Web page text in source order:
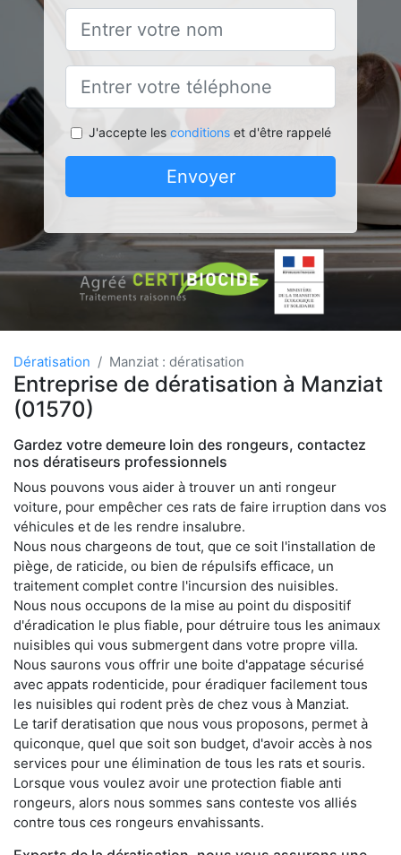
J'accepte les conditionset d'être rappelé
Envoyer
Dératisation Manziat : dératisation
Entreprise de dératisation à Manziat
(01570)
Gardez votre demeure loin des rongeurs, contactez
nos dératiseurs professionnels
Nous pouvons vous aider à trouver un anti rongeur
voiture, pour empêcher ces rats de faire irruption dans vos
véhicules et de les rendre insalubre.
Nous nous chargeons de tout, que ce soit l'installation de
piège, de raticide, ou bien de répulsifs efficace, un
traitement complet contre l'incursion des nuisibles.
Nous nous occupons de la mise au point du dispositif
d'éradication le plus fiable, pour détruire tous les animaux
nuisibles qui vous submergent dans votre propre villa.
Nous saurons vous offrir une boite d'appatage sécurisé
avec appats rodenticide, pour éradiquer facilement tous
les nuisibles qui rodent près de chez vous à Manziat.
Le tarif deratisation que nous vous proposons, permet à
quiconque, quel que soit son budget, d'avoir accès à nos
services pour une élimination de tous les rats et souris.
Lorsque vous voulez avoir une protection fiable anti
rongeurs, alors nous sommes sans conteste vos alliés
contre tous ces rongeurs envahissants.